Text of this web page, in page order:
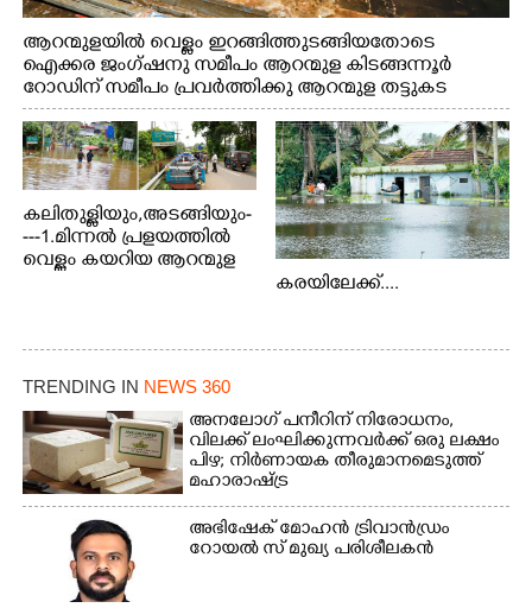
ആറന്മുളയിൽ വെള്ളം ഇറങ്ങിത്തുടങ്ങിയതോടെ
ഐക്കര ജംഗ്ഷനു സമീപം ആറന്മുള കിടങ്ങന്നൂർ
റോഡിന് സമീപം പ്രവർത്തിക്കു ആറന്മുള തട്ടുകട
കഴുകി വൃത്തിയാക്കുന്നു.
കലിതുള്ളിയും,അടങ്ങിയും-
---1.മിന്നൽ പ്രളയത്തിൽ
വെള്ളം കയറിയ ആറന്മുള
കാഴ്ച.2.വെള്ളം
ഇന്നലെത്തെ
കാഴ്ച.രക്ഷാപ്രവർത്തന
ത്തിന് ഓച്ചിറ അഴിക്കലിൽ
നിന്ന്എത്തിച്ച ബോട്ടും.
കരയിലേക്ക്....
TRENDING IN NEWS 360
അനലോഗ് പനീറിന് നിരോധനം,
വിലക്ക് ലംഘിക്കുന്നവർക്ക് ഒരു ലക്ഷം
പിഴ; നിർണായക തീരുമാനമെടുത്ത്
മഹാരാഷ്ട്ര
അഭിഷേക് മോഹൻ ട്രിവാൻഡ്രം
റോയൽ സ് മുഖ്യ പരിശീലകൻ